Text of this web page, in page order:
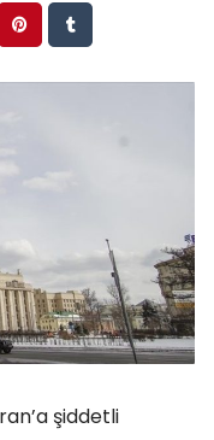
şiddetli